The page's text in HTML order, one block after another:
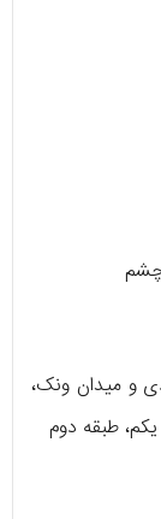
چشم
و میدان ونک،
طبقه دوم